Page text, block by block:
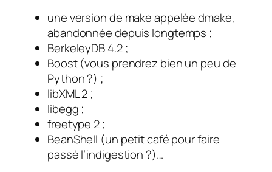
une version de make appeléedmake,
abandonnée depuis longtemps ;
BerkeleyDB 4.2 ;
Boost (vous prendrez bien un peu de
Python ?) ;
libXML 2 ;
libegg ;
freetype 2 ;
BeanShell (un petit café pour faire
passé l’indigestion ?)…